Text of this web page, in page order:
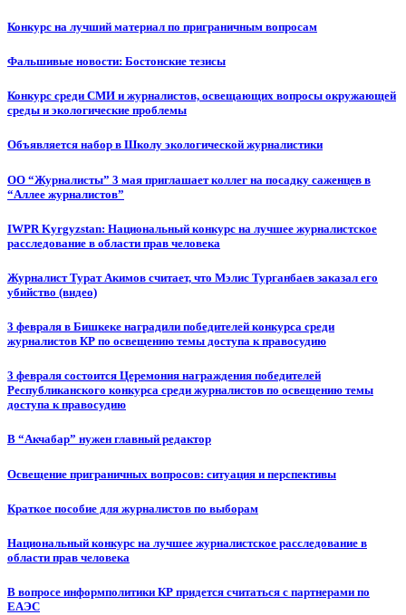
Конкурс на лучший материал по приграничным вопросам
Фальшивые новости: Бостонские тезисы
Конкурс среди СМИ и журналистов, освещающих вопросы окружающей
среды и экологические проблемы
Объявляется набор в Школу экологической журналистики
ОО “Журналисты” 3 мая приглашает коллег на посадку саженцев в
“Аллее журналистов”
IWPR Kyrgyzstan: Национальный конкурс на лучшее журналистское
расследование в области прав человека
Журналист Турат Акимов считает, что Мэлис Турганбаев заказал его
убийство (видео)
3 февраля в Бишкеке наградили победителей конкурса среди
журналистов КР по освещению темы доступа к правосудию
3 февраля состоится Церемония награждения победителей
Республиканского конкурса среди журналистов по освещению темы
доступа к правосудию
В “Акчабар” нужен главный редактор
Освещение приграничных вопросов: ситуация и перспективы
Краткое пособие для журналистов по выборам
Национальный конкурс на лучшее журналистское расследование в
области прав человека
В вопросе информполитики КР придется считаться с партнерами по
ЕАЭС